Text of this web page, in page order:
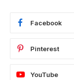
Facebook
Pinterest
YouTube